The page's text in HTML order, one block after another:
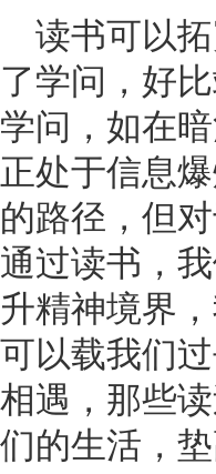
读书可以
了学问，好
学问，如在
正处于信息
的路径，但
通过读书，
升精神境界
可以载我们
相遇，那些
们的生活，垫